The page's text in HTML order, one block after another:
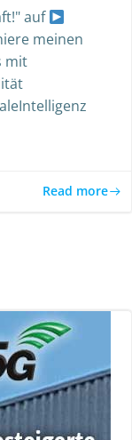
auf
meinen
mit
Read more